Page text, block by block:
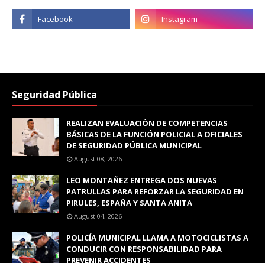
Seguridad Pública
REALIZAN EVALUACIÓN DE COMPETENCIAS
BÁSICAS DE LA FUNCIÓN POLICIAL A OFICIALES
DE SEGURIDAD PÚBLICA MUNICIPAL
August 08, 2026
LEO MONTAÑEZ ENTREGA DOS NUEVAS
PATRULLAS PARA REFORZAR LA SEGURIDAD EN
PIRULES, ESPAÑA Y SANTA ANITA
August 04, 2026
POLICÍA MUNICIPAL LLAMA A MOTOCICLISTAS A
CONDUCIR CON RESPONSABILIDAD PARA
PREVENIR ACCIDENTES